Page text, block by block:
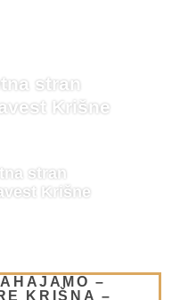
stran
Krišne
stran
Krišne
–
KRIŠNA –